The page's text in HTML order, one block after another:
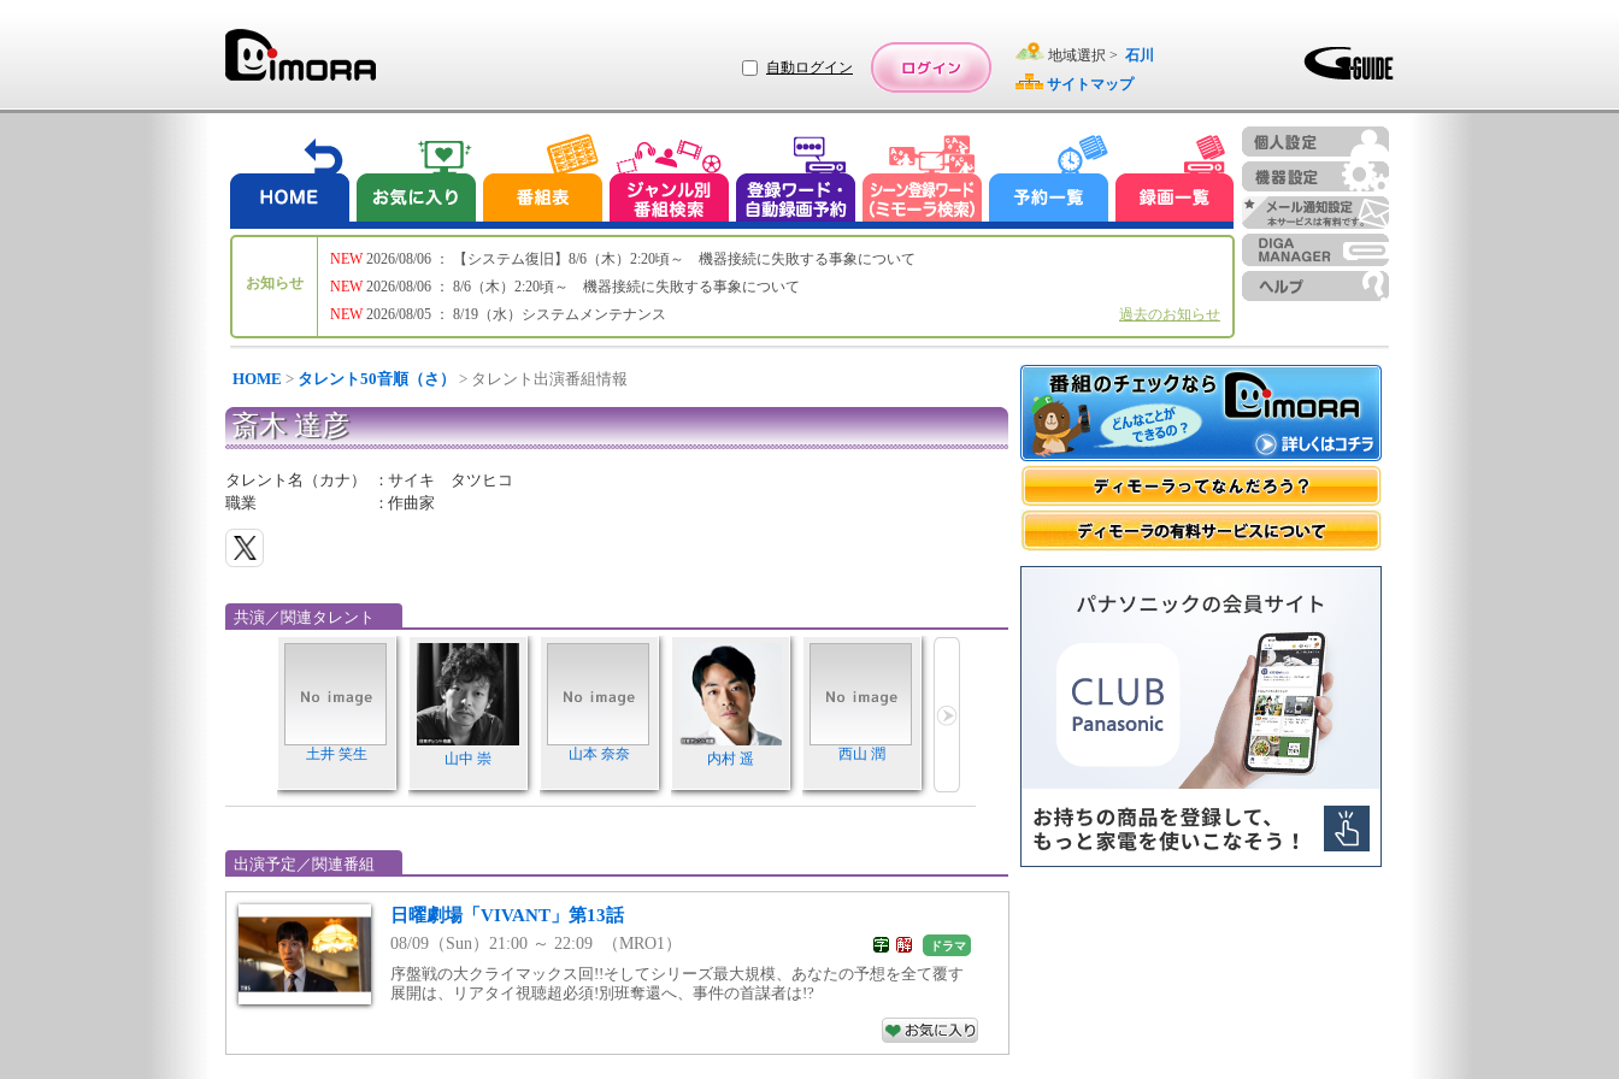
自動ログイン
地域選択 > 石川
サイトマップ
お知らせ
NEW
NEW
NEW
2026/08/06 ： 【システム復旧】8/6（木）2:20頃～ 機器接続に失敗する事象について
2026/08/06 ： 8/6（木）2:20頃～ 機器接続に失敗する事象について
2026/08/05 ： 8/19（水）システムメンテナンス
過去のお知らせ
HOME > タレント50音順（さ） > タレント出演番組情報
斎木 達彦
タレント名（カナ） ：サイキ タツヒコ
職業
：作曲家
共演／関連タレント
土井 笑生 山中 崇 山本 奈奈 内村 遥 西山 潤
出演予定／関連番組
日曜劇場「VIVANT」第13話
08/09（Sun）21:00 ～ 22:09 （MRO1） ドラマ
序盤戦の大クライマックス回!!そしてシリーズ最大規模、あなたの予想を全て覆す
展開は、リアタイ視聴超必須!別班奪還へ、事件の首謀者は!?